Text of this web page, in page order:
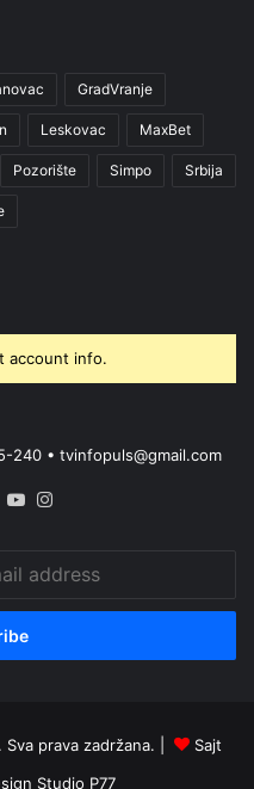
GradVranje
Leskovac MaxBet
Pozorište Simpo Srbija
account info.
240 • tvinfopuls@gmail.com
X YouTube
prava zadržana. |
Sajt
Studio P77